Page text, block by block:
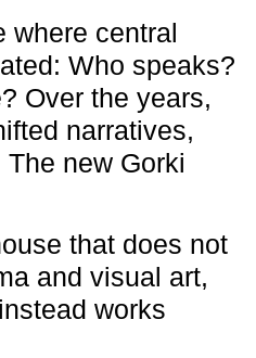
where central
Who speaks?
Over the years,
narratives,
new Gorki
that does not
and visual art,
works